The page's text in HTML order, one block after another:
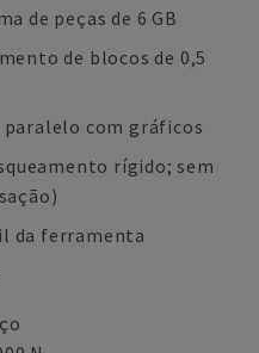
de peças de 6 GB
de blocos de 0,5
com gráficos
rígido; sem
da ferramenta